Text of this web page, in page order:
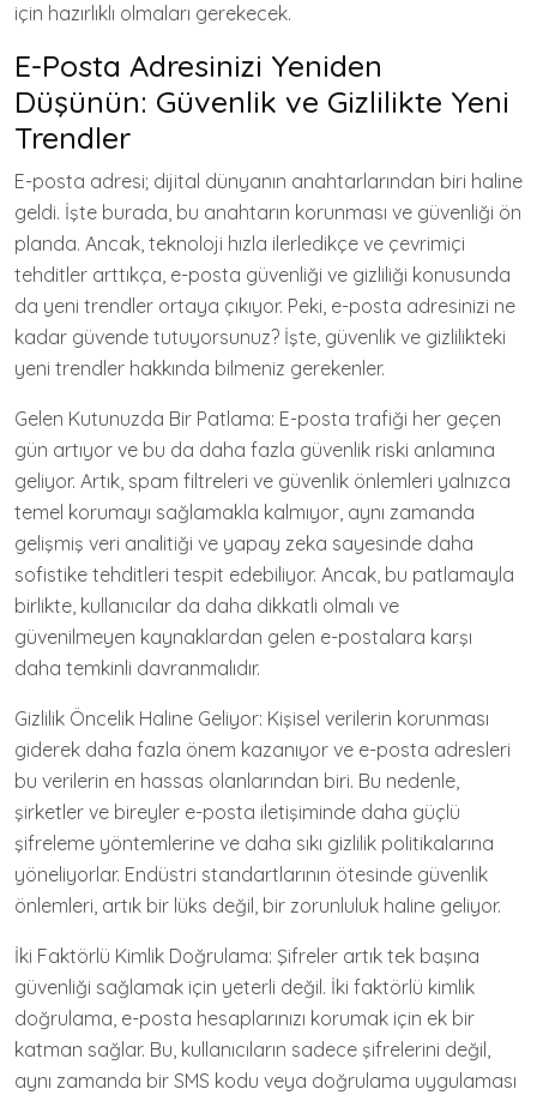
için hazırlıklı olmaları gerekecek.
E-Posta Adresinizi Yeniden
Düşünün: Güvenlik ve Gizlilikte Yeni
Trendler
E-posta adresi; dijital dünyanın anahtarlarından biri haline
geldi. İşte burada, bu anahtarın korunması ve güvenliği ön
planda. Ancak, teknoloji hızla ilerledikçe ve çevrimiçi
tehditler arttıkça, e-posta güvenliği ve gizliliği konusunda
da yeni trendler ortaya çıkıyor. Peki, e-posta adresinizi ne
kadar güvende tutuyorsunuz? İşte, güvenlik ve gizlilikteki
yeni trendler hakkında bilmeniz gerekenler.
Gelen Kutunuzda Bir Patlama: E-posta trafiği her geçen
gün artıyor ve bu da daha fazla güvenlik riski anlamına
geliyor. Artık, spam filtreleri ve güvenlik önlemleri yalnızca
temel korumayı sağlamakla kalmıyor, aynı zamanda
gelişmiş veri analitiği ve yapay zeka sayesinde daha
sofistike tehditleri tespit edebiliyor. Ancak, bu patlamayla
birlikte, kullanıcılar da daha dikkatli olmalı ve
güvenilmeyen kaynaklardan gelen e-postalara karşı
daha temkinli davranmalıdır.
Gizlilik Öncelik Haline Geliyor: Kişisel verilerin korunması
giderek daha fazla önem kazanıyor ve e-posta adresleri
bu verilerin en hassas olanlarından biri. Bu nedenle,
şirketler ve bireyler e-posta iletişiminde daha güçlü
şifreleme yöntemlerine ve daha sıkı gizlilik politikalarına
yöneliyorlar. Endüstri standartlarının ötesinde güvenlik
önlemleri, artık bir lüks değil, bir zorunluluk haline geliyor.
İki Faktörlü Kimlik Doğrulama: Şifreler artık tek başına
güvenliği sağlamak için yeterli değil. İki faktörlü kimlik
doğrulama, e-posta hesaplarınızı korumak için ek bir
katman sağlar. Bu, kullanıcıların sadece şifrelerini değil,
aynı zamanda bir SMS kodu veya doğrulama uygulaması